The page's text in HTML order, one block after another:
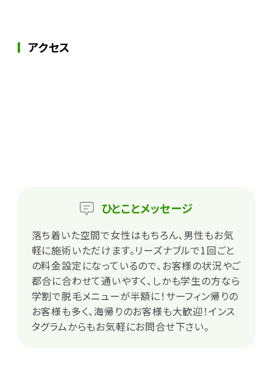
アクセス
ひとことメッセージ
落ち着いた空間で女性はもちろん､男性もお気
軽に施術いただけます。リーズナブルで1回ごと
の料金設定になっているので、お客様の状況やご
都合に合わせて通いやすく、しかも学生の方なら
学割で脱毛メニューが半額に！サーフィン帰りの
お客様も多く、海帰りのお客様も大歓迎！インス
タグラムからもお気軽にお問合せ下さい。